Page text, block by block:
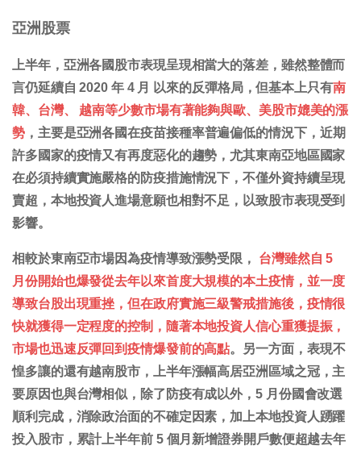
亞洲股票
上半年，亞洲各國股市表現呈現相當大的落差，雖然整體而
言仍延續自 2020 年 4 月 以來的反彈格局，但基本上只有南
韓、台灣、 越南等少數市場有著能夠與歐、美股市媲美的漲
勢，主要是亞洲各國在疫苗接種率普遍偏低的情況下，近期
許多國家的疫情又有再度惡化的趨勢，尤其東南亞地區國家
在必須持續實施嚴格的防疫措施情況下，不僅外資持續呈現
賣超，本地投資人進場意願也相對不足，以致股市表現受到
影響。
相較於東南亞市場因為疫情導致漲勢受限， 台灣雖然自 5
月份開始也爆發從去年以來首度大規模的本土疫情，並一度
導致台股出現重挫，但在政府實施三級警戒措施後，疫情很
快就獲得一定程度的控制，隨著本地投資人信心重獲提振，
市場也迅速反彈回到疫情爆發前的高點。另一方面，表現不
惶多讓的還有越南股市，上半年漲幅高居亞洲區域之冠，主
要原因也與台灣相似，除了防疫有成以外，5 月份國會改選
順利完成，消除政治面的不確定因素，加上本地投資人踴躍
投入股市，累計上半年前 5 個月新增證券開戶數便超越去年